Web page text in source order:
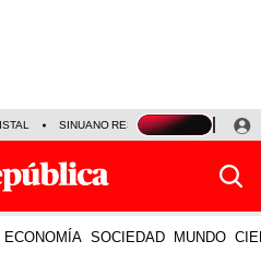
SINUANO RESULTADOS HOY
ECONOMÍA SOCIEDAD MUNDO